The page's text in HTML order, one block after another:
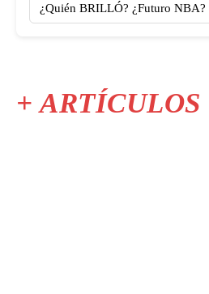
¿Quién BRILLÓ? ¿Futuro NBA?
+ ARTÍCULOS